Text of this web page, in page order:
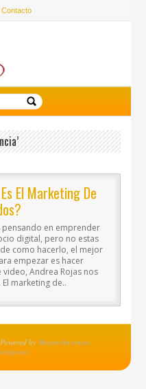
Contacto
El Marketing De
pensando en emprender
digital, pero no estas
como hacerlo, el mejor
empezar es hacer
video, Andrea Rojas nos
marketing de..
by MejoresInventos